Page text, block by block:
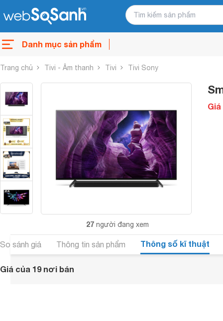
Danh mục sản phẩm
Trang chủ Tivi - Âm thanh Tivi Tivi Sony
27 người đang xem
Giá
So sánh giá Thông tin sản phẩm Thông số kĩ thuật
Giá của 19 nơi bán